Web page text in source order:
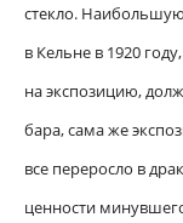
стекло. Наибольшую
в Кельне в 1920
на экспозицию,
бара, сама же
все переросло в
ценности